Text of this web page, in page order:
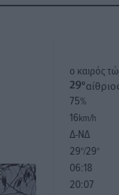
o καιρός
29°
75%
16km/h
Δ-ΝΔ
29°/29°
06:18
20:07